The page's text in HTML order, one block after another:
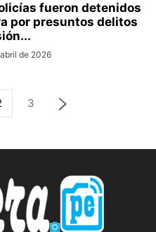
fueron detenidos
por presuntos delitos
de 2026
3